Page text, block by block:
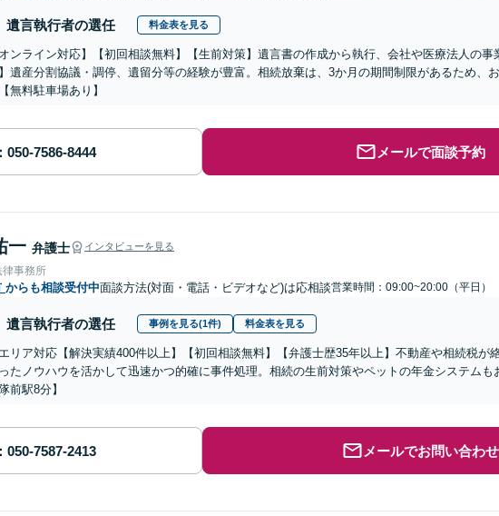
遺言執行者の選任 料金表を見る
オンライン対応】【初回相談無料】【生前対策】遺言書の作成から執行、会社や医療法人の
遺産分割協議・調停、遺留分等の経験が豊富。相続放棄は、3か月の期間制限があるため、
無料駐車場あり】
メールで面談予約
一 弁護士 インタビューを見る
律事務所
からも相談受付中面談方法(対面・電話・ビデオなど)は応相談営業時間：09:00~20:00（平日）
遺言執行者の選任 事例を見る(1件) 料金表を見る
リア対応【解決実績400件以上】【初回相談無料】【弁護士歴35年以上】不動産や相続税が
たノウハウを活かして迅速かつ的確に事件処理。相続の生前対策やペットの年金システムも
前駅8分】
メールでお問い合わせ